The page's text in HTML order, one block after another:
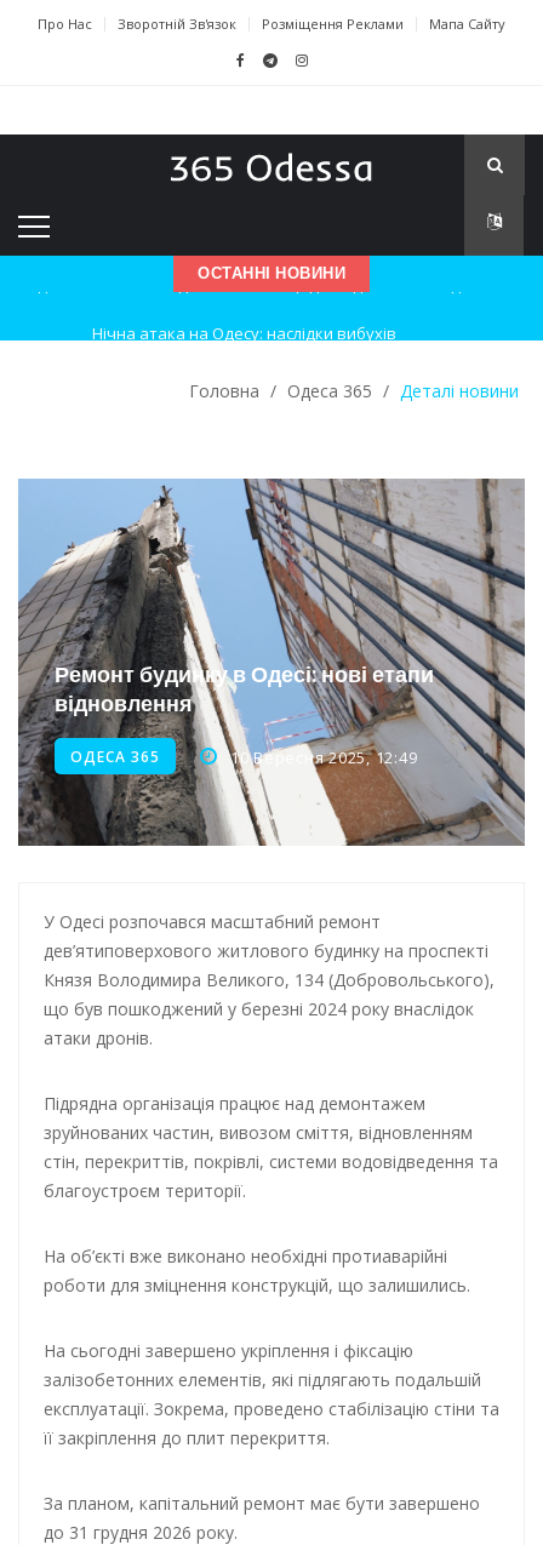
Про Нас Зворотній Зв'язок Розміщення Реклами Мапа Сайту
ОСТАННІ НОВИНИ
Новини з Зимової школи інсульту в Швейцарії
Інтеграція ветеранів в українське суспільство
Нічна атака на Одесу: наслідки обстрілу
Енергетична підтримка для Одеси
Водопостачання в Одесі: нові локації для підвезення води
Головна / Одеса 365 / Деталі новини
Ремонт будинку в Одесі: нові етапи
відновлення
ОДЕСА 365 10 Вересня 2025, 12:49
У Одесі розпочався масштабний ремонт
дев’ятиповерхового житлового будинку на проспекті
Князя Володимира Великого, 134 (Добровольського),
що був пошкоджений у березні 2024 року внаслідок
атаки дронів.
Підрядна організація працює над демонтажем
зруйнованих частин, вивозом сміття, відновленням
стін, перекриттів, покрівлі, системи водовідведення та
благоустроєм території.
На об’єкті вже виконано необхідні протиаварійні
роботи для зміцнення конструкцій, що залишились.
На сьогодні завершено укріплення і фіксацію
залізобетонних елементів, які підлягають подальшій
експлуатації. Зокрема, проведено стабілізацію стіни та
її закріплення до плит перекриття.
За планом, капітальний ремонт має бути завершено
до 31 грудня 2026 року.